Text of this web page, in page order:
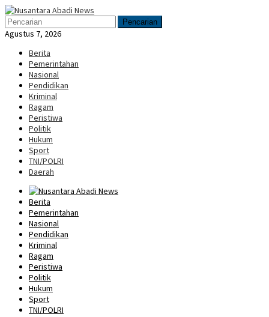
Loncat
ke
konten
Menu
Mobile
Pencarian
Agustus 7, 2026
Berita
Pemerintahan
Nasional
Pendidikan
Kriminal
Ragam
Peristiwa
Politik
Hukum
Sport
TNI/POLRI
Daerah
Berita
Pemerintahan
Nasional
Pendidikan
Kriminal
Ragam
Peristiwa
Politik
Hukum
Sport
TNI/POLRI